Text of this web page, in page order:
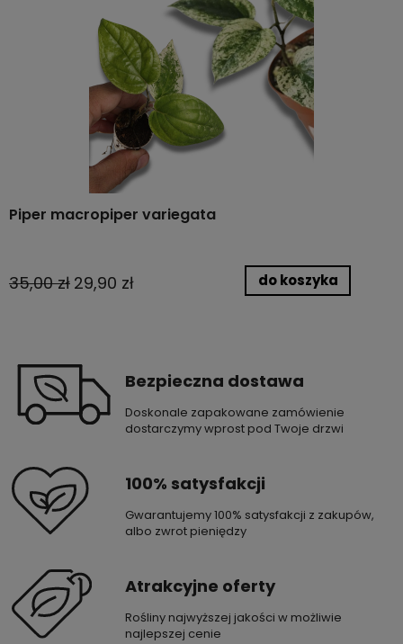
Piper macropiper variegata
35,00 zł 29,90 zł do koszyka
Bezpieczna dostawa
Doskonale zapakowane zamówienie
dostarczymy wprost pod Twoje drzwi
100% satysfakcji
Gwarantujemy 100% satysfakcji z zakupów,
albo zwrot pieniędzy
Atrakcyjne oferty
Rośliny najwyższej jakości w możliwie
najlepszej cenie